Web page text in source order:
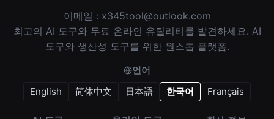
이메일 : x345tool@outlook.com
최고의 AI 도구와 무료 온라인 유틸리티를 발견하세요. AI
도구와 생산성 도구를 위한 원스톱 플랫폼.
언어
English
简体中文 日本語 한국어 Français